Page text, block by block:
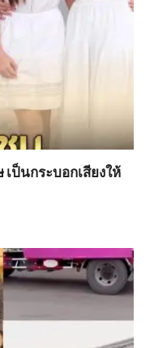
ป็นกระบอกเสียงให้